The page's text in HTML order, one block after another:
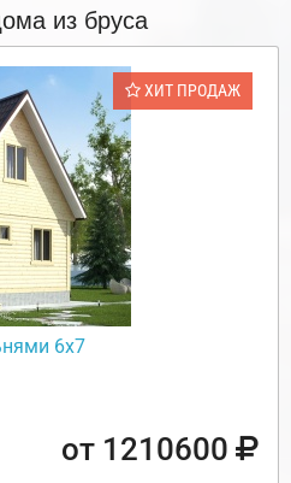
из бруса
ХИТ ПРОДАЖ
6х7
от 1210600